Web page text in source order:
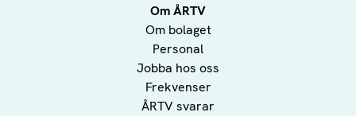
Om ÅRTV
Om bolaget
Personal
Jobba hos oss
Frekvenser
ÅRTV svarar